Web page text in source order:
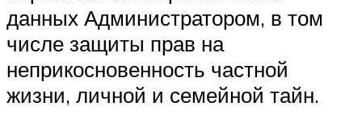
данных Администратором, в том
числе защиты прав на
неприкосновенность частной
жизни, личной и семейной тайн.